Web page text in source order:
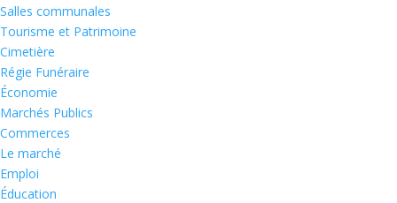
Salles communales
Tourisme et Patrimoine
Cimetière
Régie Funéraire
Économie
Marchés Publics
Commerces
Le marché
Emploi
Éducation